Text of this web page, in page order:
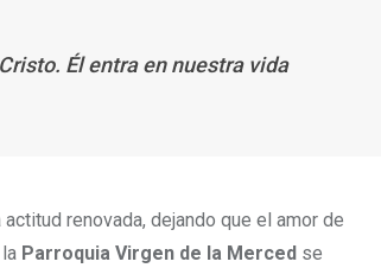
Él entra en nuestra vida
renovada, dejando que el amor de
Parroquia Virgen de la Merced se